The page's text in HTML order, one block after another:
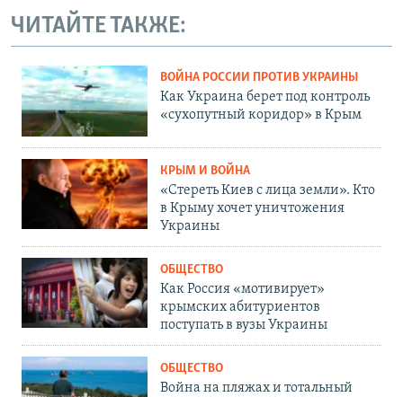
ЧИТАЙТЕ ТАКЖЕ:
ВОЙНА РОССИИ ПРОТИВ УКРАИНЫ
Как Украина берет под контроль
«сухопутный коридор» в Крым
КРЫМ И ВОЙНА
«Стереть Киев с лица земли». Кто
в Крыму хочет уничтожения
Украины
ОБЩЕСТВО
Как Россия «мотивирует»
крымских абитуриентов
поступать в вузы Украины
ОБЩЕСТВО
Война на пляжах и тотальный